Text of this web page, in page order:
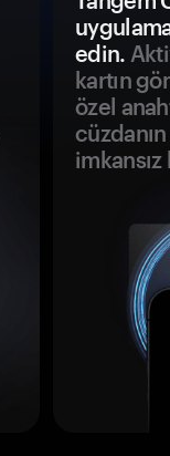
edin.
kartın
özel